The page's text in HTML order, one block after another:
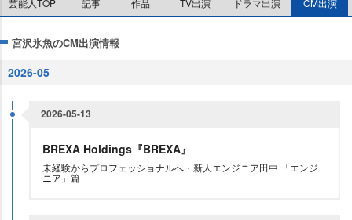
u
t
芸能人TOP 記事 作品 TV出演 ドラマ出演 CM出演
宮沢氷魚のCM出演情報
2026-05
2026-05-13
BREXA Holdings『BREXA』
未経験からプロフェッショナルへ・新人エンジニア田中 「エンジ
ニア」篇